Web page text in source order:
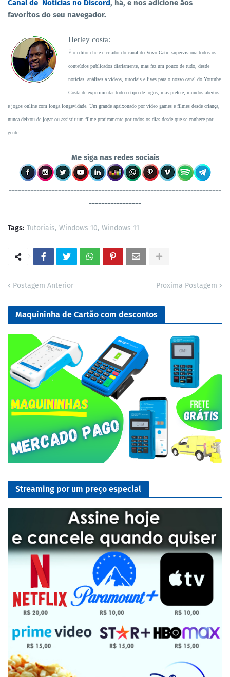
Canal de Noticias no Discord, há, e nos adicione ãos
favoritos do seu navegador.
Herley costa:
É o editor chefe e criador do canal do Vovo Gatu, supervisiona todos os
conteúdos publicados diariamente, mas faz um pouco de tudo, desde
notícias, análises a vídeos, tutoriais e lives para o nosso canal do Youtube.
Gosta de experimentar todo o tipo de jogos, mas prefere, mundos abertos
e jogos online com longa longevidade. Um grande apaixonado por vídeo games e filmes desde criança,
nunca deixou de jogar ou assistir um filme praticamente por todos os dias desde que se conhece por
gente.
Me siga nas redes sociais
---------------------------------------------------------------------
-----------------
Tags: Tutoriais Windows 10 Windows 11
Postagem Anterior Proxima Postagem
Maquininha de Cartão com descontos
Streaming por um preço especial